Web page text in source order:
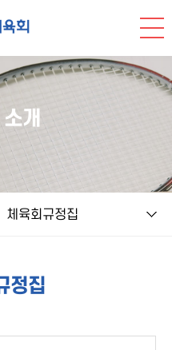
NULL
개
체육회규정집
정집